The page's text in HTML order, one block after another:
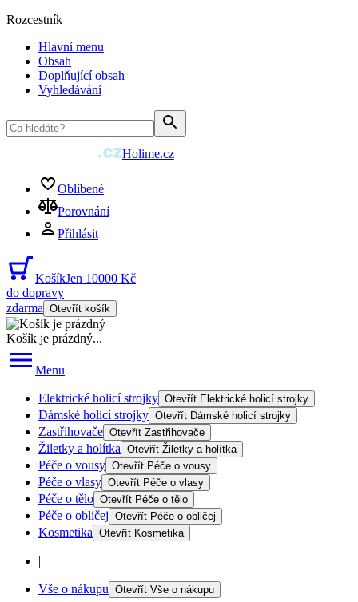
Rozcestník
Hlavní menu
Obsah
Doplňující obsah
Vyhledávání
Holime.cz
Oblíbené
Porovnání
Přihlásit
KošíkJen 10000 Kč
do dopravy
zdarma Otevřít košík
Košík je prázdný...
Menu
Elektrické holicí strojky Otevřít Elektrické holicí strojky
Dámské holicí strojky Otevřít Dámské holicí strojky
Zastřihovače Otevřít Zastřihovače
Žiletky a holítka Otevřít Žiletky a holítka
Péče o vousy Otevřít Péče o vousy
Péče o vlasy Otevřít Péče o vlasy
Péče o tělo Otevřít Péče o tělo
Péče o obličej Otevřít Péče o obličej
Kosmetika Otevřít Kosmetika
|
Vše o nákupu Otevřít Vše o nákupu